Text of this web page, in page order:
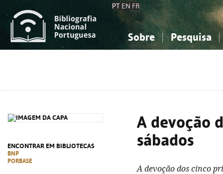
PT EN FR
Sobre Pesquisa
ENCONTRAR EM BIBLIOTECAS
BNP
PORBASE
A devoção
sábados
A devoção dos cinco